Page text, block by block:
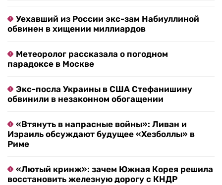
Уехавший из России экс-зам Набиуллиной
обвинен в хищении миллиардов
Метеоролог рассказала о погодном
парадоксе в Москве
Экс-посла Украины в США Стефанишину
обвинили в незаконном обогащении
«Втянуть в напрасные войны»: Ливан и
Израиль обсуждают будущее «Хезболлы» в
Риме
«Лютый кринж»: зачем Южная Корея решила
восстановить железную дорогу с КНДР